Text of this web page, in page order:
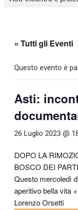
« Tutti gli Eventi
Questo evento è
Asti:
26 Luglio 2023 @
DOPO LA
BOSCO DEI
Questo mercoledì
aperitivo bella vita
Lorenzo Orsetti